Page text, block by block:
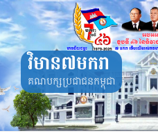
Skip
to
content
វិមាន៧មករា
គណបក្សប្រជាជនកម្ពុជា